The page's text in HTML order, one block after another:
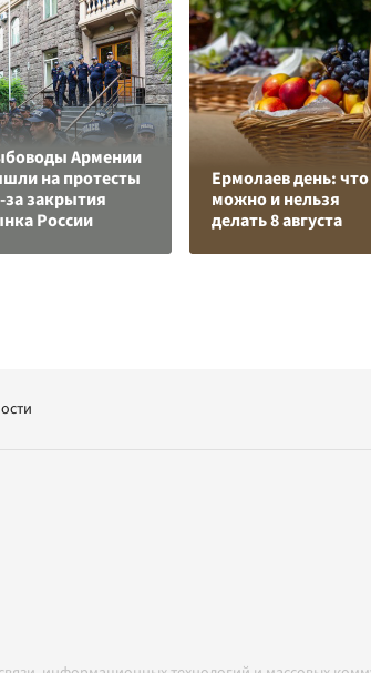
Армении
на протесты
за закрытия
России
Ермолаев день: что
можно и нельзя
делать 8 августа